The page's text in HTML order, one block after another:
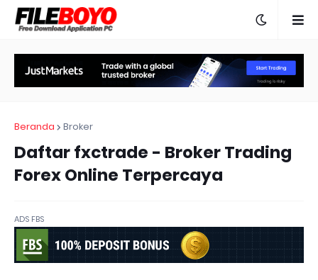
Beranda Broker
Daftar fxctrade - Broker Trading
Forex Online Terpercaya
ADS FBS